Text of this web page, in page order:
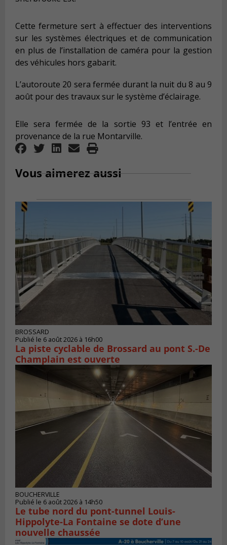
Cette fermeture sert à effectuer des interventions
sur les systèmes électriques et de communication
en plus de l’installation de caméra pour la gestion
des véhicules hors gabarit.
L’autoroute 20 sera fermée durant la nuit du 8 au 9
août pour des travaux sur le système d’éclairage.
Elle sera fermée de la sortie 93 et l’entrée en
provenance de la rue Montarville.
Vous aimerez aussi
BROSSARD
Publié le 6 août 2026 à 16h00
La piste cyclable de Brossard au pont S.-De
Champlain est ouverte
BOUCHERVILLE
Publié le 6 août 2026 à 14h50
Le tube nord du pont-tunnel Louis-
Hippolyte-La Fontaine se dote d’une
nouvelle chaussée